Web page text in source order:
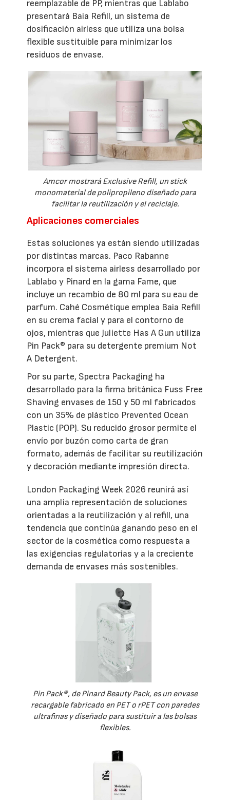
reemplazable de PP, mientras que Lablabo
presentará Baia Refill, un sistema de
dosificación airless que utiliza una bolsa
flexible sustituible para minimizar los
residuos de envase.
Amcor mostrará Exclusive Refill, un stick
monomaterial de polipropileno diseñado para
facilitar la reutilización y el reciclaje.
Aplicaciones comerciales
Estas soluciones ya están siendo utilizadas
por distintas marcas. Paco Rabanne
incorpora el sistema airless desarrollado por
Lablabo y Pinard en la gama Fame, que
incluye un recambio de 80 ml para su eau de
parfum. Cahé Cosmétique emplea Baia Refill
en su crema facial y para el contorno de
ojos, mientras que Juliette Has A Gun utiliza
Pin Pack® para su detergente premium Not
A Detergent.
Por su parte, Spectra Packaging ha
desarrollado para la firma británica Fuss Free
Shaving envases de 150 y 50 ml fabricados
con un 35% de plástico Prevented Ocean
Plastic (POP). Su reducido grosor permite el
envío por buzón como carta de gran
formato, además de facilitar su reutilización
y decoración mediante impresión directa.
London Packaging Week 2026 reunirá así
una amplia representación de soluciones
orientadas a la reutilización y al refill, una
tendencia que continúa ganando peso en el
sector de la cosmética como respuesta a
las exigencias regulatorias y a la creciente
demanda de envases más sostenibles.
Pin Pack®, de Pinard Beauty Pack, es un envase
recargable fabricado en PET o rPET con paredes
ultrafinas y diseñado para sustituir a las bolsas
flexibles.